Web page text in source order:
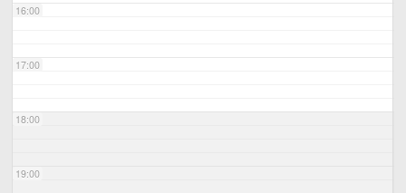
16:00
17:00
18:00
19:00